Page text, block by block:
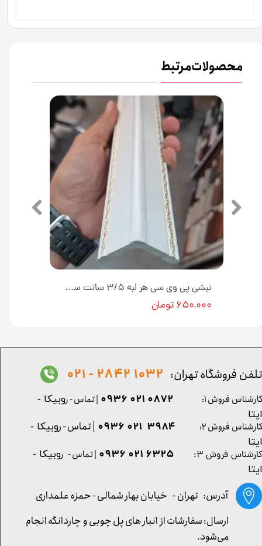
محصولات مرتبط
نبشی پی وی سی هر لبه ۳/۵ سانت سفید طلایی کد N-04-228H طول ۳ متر [انبار تهران]
۶۵۰,۰۰۰ تومان
کارشناس فروش ۳: ۶۳۲۵ ۰۲۱ ۰۹۳۶ | تماس - روبیکا -
ایتا
آدرس: تهران - خیابان بهار شمالی - حمزه علمداری
تلفن فروشگاه تهران: 1032 2842 - 021
کارشناس فروش ۱: 0872 021 0936 | تماس - روبیکا -
ایتا
کارشناس فروش ۲:
۳۹۸۴ ۰۲۱ ۰۹۳۶ | تماس - روبیکا -
ایتا
ارسال: سفارشات از انبار های پل چوبی و چاردانگه انجام
می‌شود.